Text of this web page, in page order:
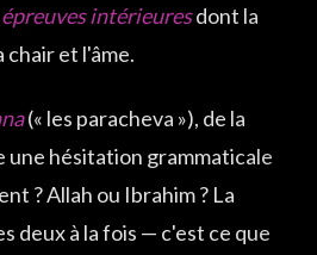
épreuves intérieuresdont la
et l'âme.
(« les paracheva »), de la
une hésitation grammaticale
? Allah ou Ibrahim ? La
deux à la fois — c'est ce que